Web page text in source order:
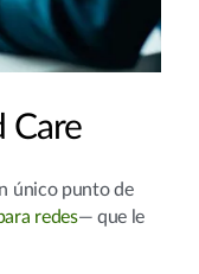
Care
único punto de
redes— que le